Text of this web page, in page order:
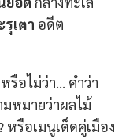
รุเตา อดีต
รือไม่ว่า… คำว่า
หมายว่าผลไม้
หรือเมนูเด็ดคู่เมือง